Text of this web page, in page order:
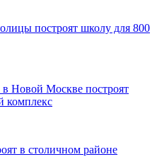
построят школу для 800
Новой Москве построят
комплекс
в столичном районе